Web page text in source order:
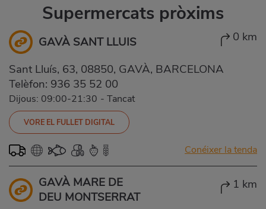
Supermercats pròxims
GAVÀ SANT LLUIS 0 km
Sant Lluís, 63, 08850, GAVÀ, BARCELONA
Telèfon: 936 35 52 00
Dijous: 09:00-21:30 - Tancat
VORE EL FULLET DIGITAL
Conéixer la tenda
GAVÀ MARE DE
DEU MONTSERRAT
1 km